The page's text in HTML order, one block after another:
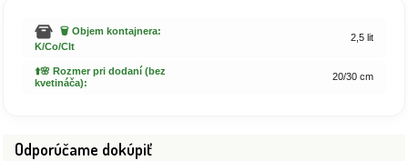
🗑️ Objem kontajnera:
K/Co/Clt
2,5 lit
⬆️🌸 Rozmer pri dodaní (bez
kvetináča):
20/30 cm
Odporúčame dokúpiť